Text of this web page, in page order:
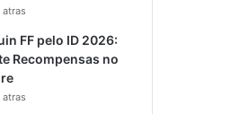
atras
FF pelo ID 2026:
Recompensas no
atras